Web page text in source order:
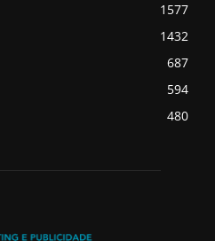
1577
1432
687
594
480